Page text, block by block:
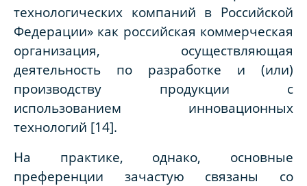
технологических компаний в Российской
Федерации» как российская коммерческая
организация, осуществляющая
деятельность по разработке и (или)
производству продукции с
использованием инновационных
технологий [14].
На практике, однако, основные
преференции зачастую связаны со